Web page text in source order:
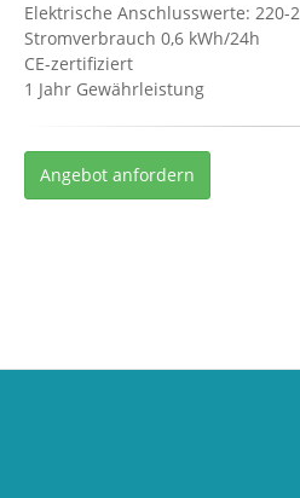
Elektrische Anschlusswerte: 220-
Stromverbrauch 0,6 kWh/24h
CE-zertifiziert
1 Jahr Gewährleistung
Angebot anfordern